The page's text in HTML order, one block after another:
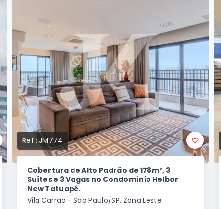
Ref.:JM774
Cobertura de Alto Padrão de 178m², 3
Suítes e 3 Vagas no Condomínio Helbor
New Tatuapé.
Vila Carrão - São Paulo/SP, Zona Leste